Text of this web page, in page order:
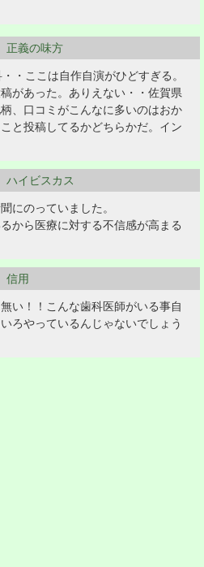
義の味方
・ここは自作自演がひどすぎる。
があった。ありえない・・佐賀県
、口コミがこんなに多いのはおか
と投稿してるかどちらかだ。イン
イビスカス
にのっていました。
から医療に対する不信感が高まる
信用
い！！こんな歯科医師がいる事自
ろやっているんじゃないでしょう